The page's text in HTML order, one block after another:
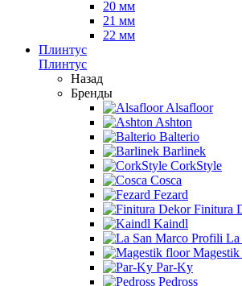
20 мм
21 мм
22 мм
Плинтус
Плинтус
Назад
Бренды
Alsafloor
Ashton
Balterio
Barlinek
CorkStyle
Cosca
Fezard
Finitura
Kaindl
La
Magestik
Par-Ky
Pedross